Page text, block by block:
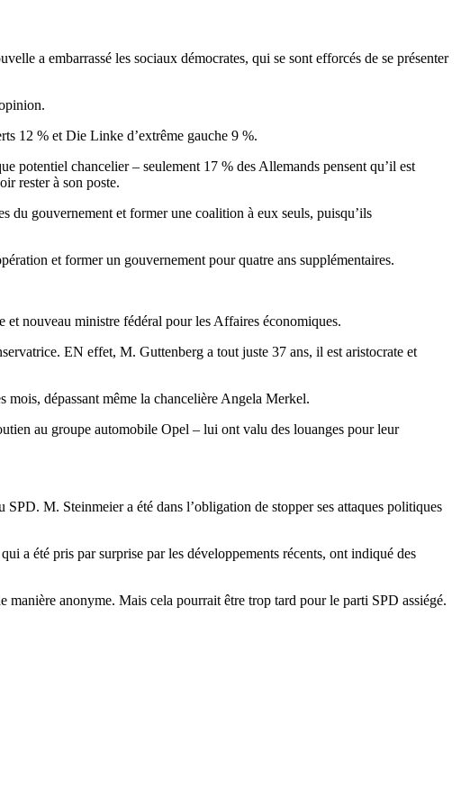
a embarrassé les sociaux démocrates, qui se sont efforcés de se présenter
12 % et Die Linke d’extrême gauche 9 %.
potentiel chancelier – seulement 17 % des Allemands pensent qu’il est
rester à son poste.
du gouvernement et former une coalition à eux seuls, puisqu’ils
et former un gouvernement pour quatre ans supplémentaires.
et nouveau ministre fédéral pour les Affaires économiques.
EN effet, M. Guttenberg a tout juste 37 ans, il est aristocrate et
dépassant même la chancelière Angela Merkel.
au groupe automobile Opel – lui ont valu des louanges pour leur
M. Steinmeier a été dans l’obligation de stopper ses attaques politiques
a été pris par surprise par les développements récents, ont indiqué des
manière anonyme. Mais cela pourrait être trop tard pour le parti SPD assiégé.